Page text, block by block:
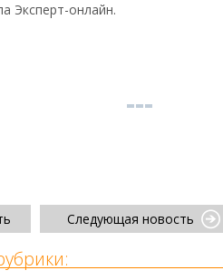
Эксперт-онлайн.
Следующая новость